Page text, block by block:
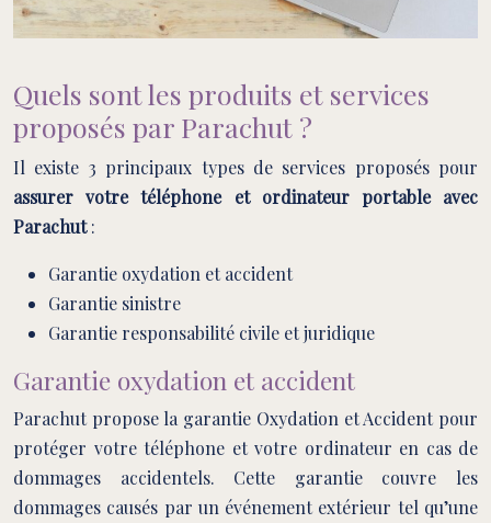
Quels sont les produits et services
proposés par Parachut ?
Il existe 3 principaux types de services proposés pour
assurer votre téléphone et ordinateur portable avec
Parachut:
Garantie oxydation et accident
Garantie sinistre
Garantie responsabilité civile et juridique
Garantie oxydation et accident
Parachut propose la garantie Oxydation et Accident pour
protéger votre téléphone et votre ordinateur en cas de
dommages accidentels. Cette garantie couvre les
dommages causés par un événement extérieur tel qu’une